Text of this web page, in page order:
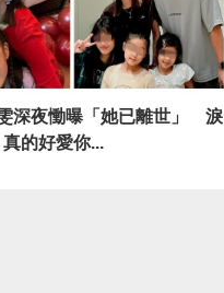
深夜慟曝「她已離世」 淚
的好愛你...